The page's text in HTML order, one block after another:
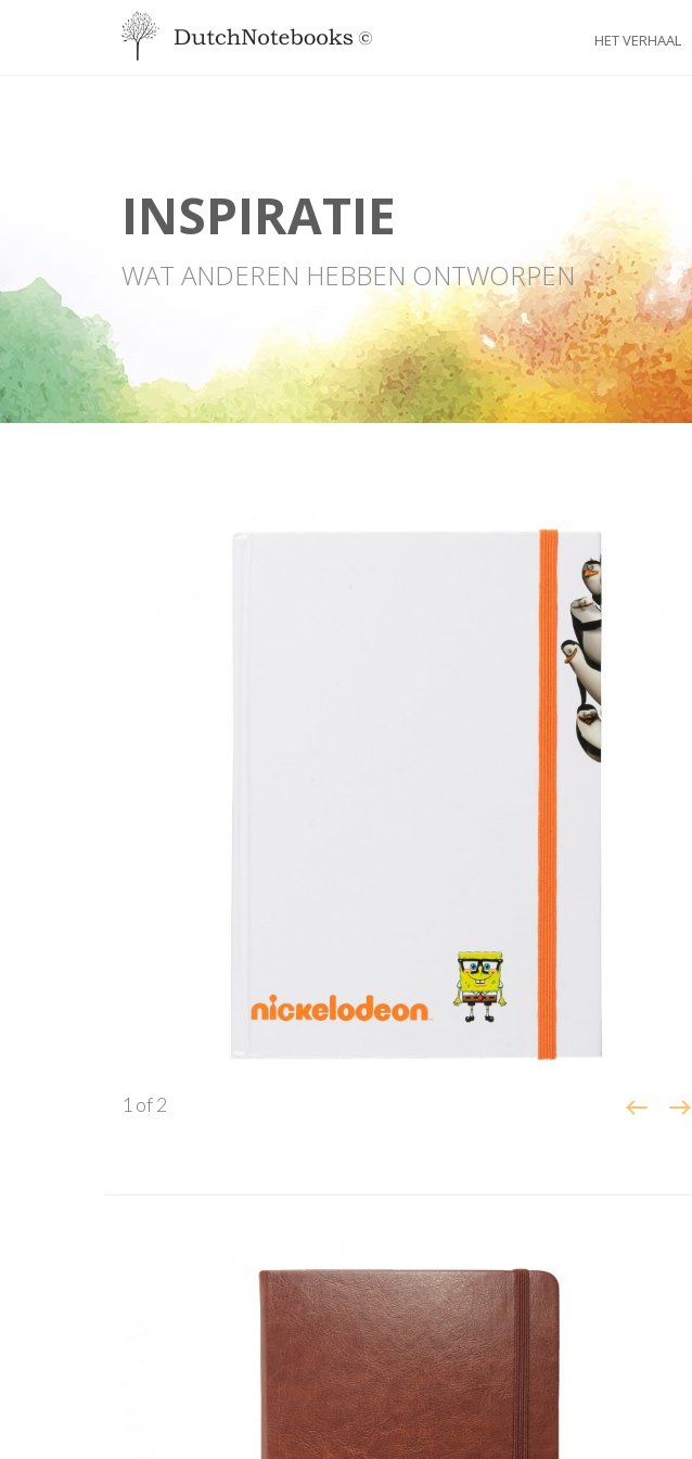
HET VERHAAL
GEPERSONALISEERD OP VOORRAAD
INSPIRATIE
WAT ANDEREN HEBBEN ONTWORPEN
1 of2